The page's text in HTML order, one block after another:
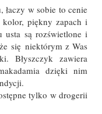
łaczy w sobie to cenie
piękny zapach i
usta są rozświetlone i
się niektórym z Was
Błyszczyk zawiera
dzięki nim
tylko w drogerii